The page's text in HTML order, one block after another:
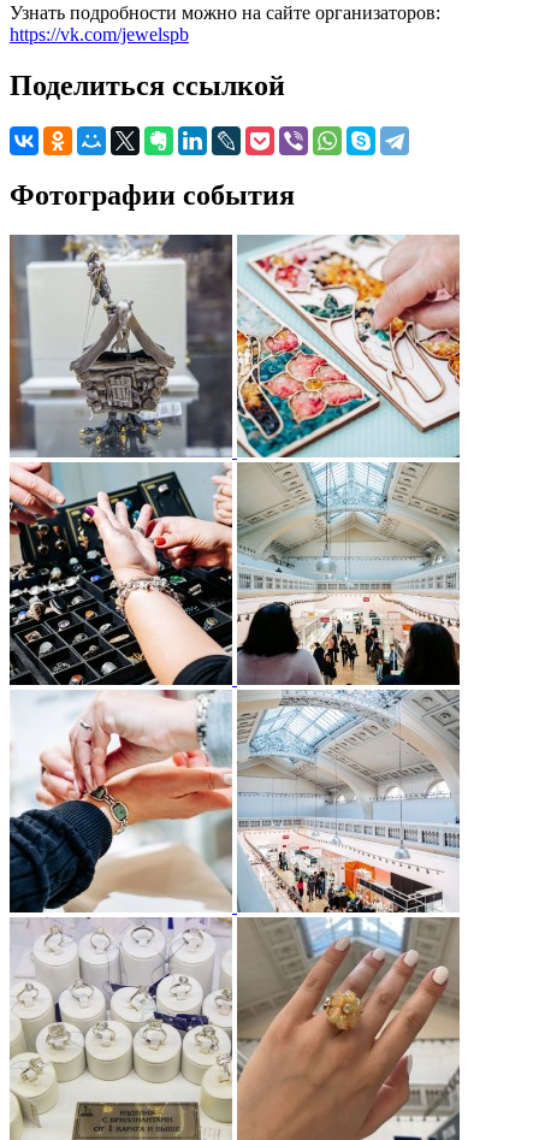
Узнать подробности можно на сайте организаторов:
https://vk.com/jewelspb
Поделиться ссылкой
Фотографии события